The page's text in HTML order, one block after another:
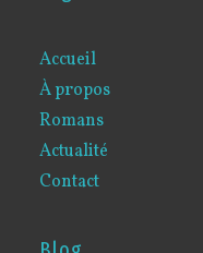
Accueil
À propos
Romans
Actualité
Contact